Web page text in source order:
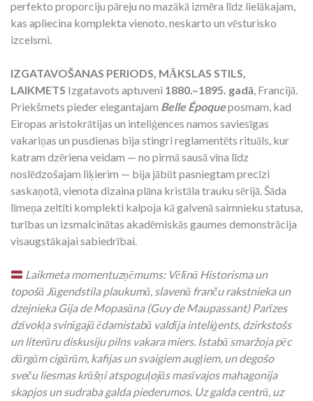
perfekto proporciju pāreju no mazākā izmēra līdz lielākajam,
kas apliecina komplekta vienoto, neskarto un vēsturisko
izcelsmi.
IZGATAVOŠANAS PERIODS, MĀKSLAS STILS,
LAIKMETS Izgatavots aptuveni 1880.–1895. gadā, Francijā.
Priekšmets pieder elegantajam Belle Époqueposmam, kad
Eiropas aristokrātijas un inteliģences namos saviesīgas
vakariņas un pusdienas bija stingri reglamentēts rituāls, kur
katram dzēriena veidam — no pirmā sausā vīna līdz
noslēdzošajam liķierim — bija jābūt pasniegtam precīzi
saskaņotā, vienota dizaina plāna kristāla trauku sērijā. Šāda
līmeņa zeltīti komplekti kalpoja kā galvenā saimnieku statusa,
turības un izsmalcinātas akadēmiskās gaumes demonstrācija
visaugstākajai sabiedrībai.
Laikmeta momentuzņēmums: Vēlīnā Historisma un
topošā Jūgendstila plaukumā, slavenā franču rakstnieka un
dzejnieka Gija de Mopasāna (Guy de Maupassant) Parīzes
dzīvokļa svinīgajā ēdamistabā valdīja inteliģents, dzirkstošs
un literāru diskusiju pilns vakara miers. Istabā smaržoja pēc
dārgām cigārām, kafijas un svaigiem augļiem, un degošo
sveču liesmas krāšņi atspoguļojās masīvajos mahagonija
skapjos un sudraba galda piederumos. Uz galda centrā, uz